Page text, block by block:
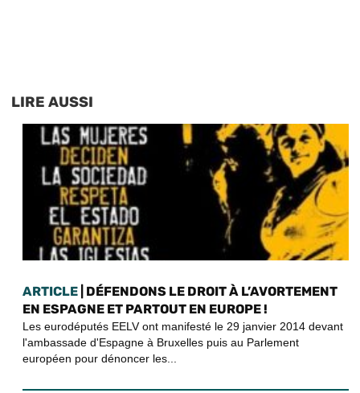
LIRE AUSSI
ARTICLE | DÉFENDONS LE DROIT À L’AVORTEMENT
EN ESPAGNE ET PARTOUT EN EUROPE !
Les eurodéputés EELV ont manifesté le 29 janvier 2014 devant
l'ambassade d'Espagne à Bruxelles puis au Parlement
européen pour dénoncer les...